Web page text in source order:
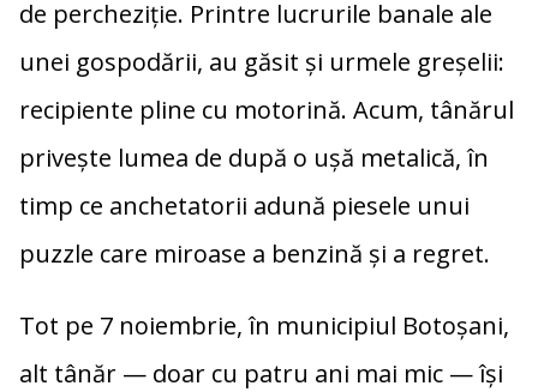
de percheziție. Printre lucrurile banale ale
unei gospodării, au găsit și urmele greșelii:
recipiente pline cu motorină. Acum, tânărul
privește lumea de după o ușă metalică, în
timp ce anchetatorii adună piesele unui
puzzle care miroase a benzină și a regret.
Tot pe 7 noiembrie, în municipiul Botoșani,
alt tânăr — doar cu patru ani mai mic — își